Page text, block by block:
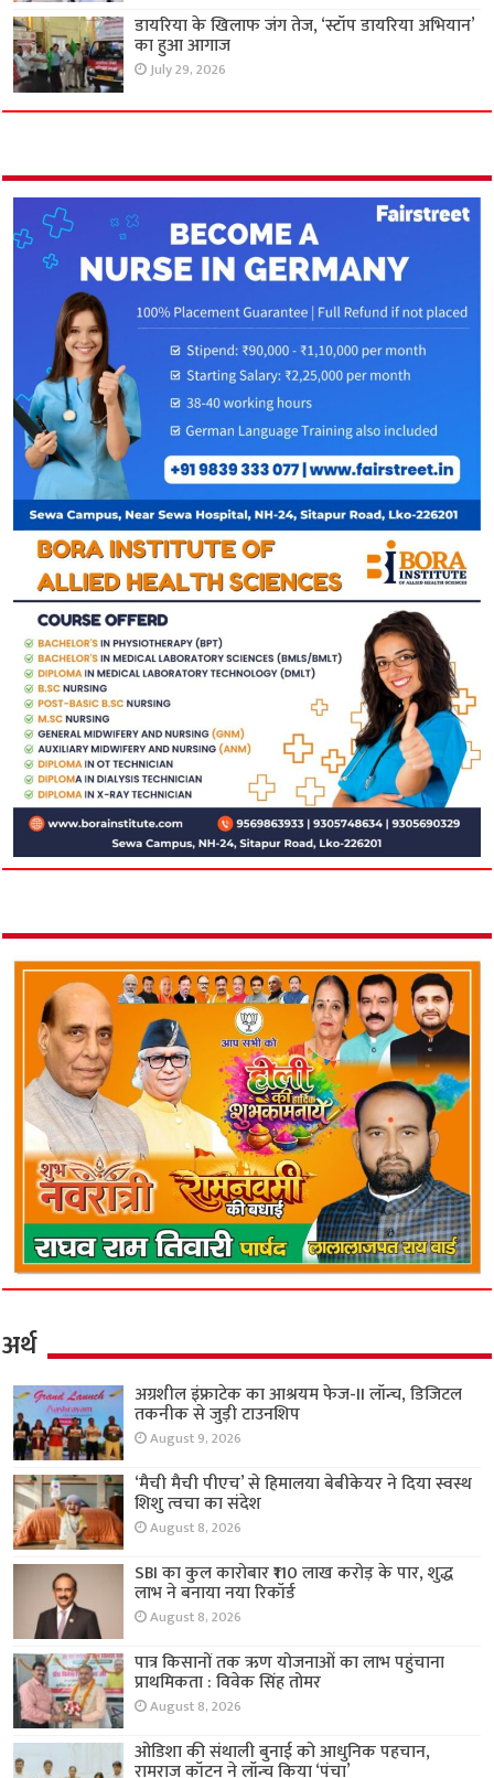
डायरिया के खिलाफ जंग तेज, ‘स्टॉप डायरिया अभियान’
का हुआ आगाज
July 29, 2026
अर्थ
अग्रशील इंफ्राटेक का आश्रयम फेज-II लॉन्च, डिजिटल
तकनीक से जुड़ी टाउनशिप
August 9, 2026
‘मैची मैची पीएच’ से हिमालया बेबीकेयर ने दिया स्वस्थ
शिशु त्वचा का संदेश
August 8, 2026
SBI का कुल कारोबार ₹110 लाख करोड़ के पार, शुद्ध
लाभ ने बनाया नया रिकॉर्ड
August 8, 2026
पात्र किसानों तक ऋण योजनाओं का लाभ पहुंचाना
प्राथमिकता : विवेक सिंह तोमर
August 8, 2026
ओडिशा की संथाली बुनाई को आधुनिक पहचान,